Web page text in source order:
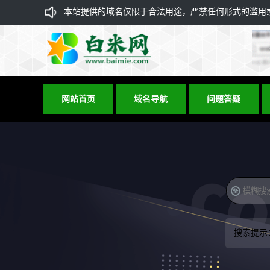
本站提供的域名仅限于合法用途，严禁任何形式的滥
网站首页 域名导航 问题答疑
搜索提示